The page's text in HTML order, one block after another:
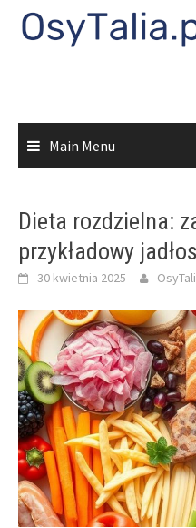
Main Menu
Dieta rozdzielna:
przykładowy
30 kwietnia 2025